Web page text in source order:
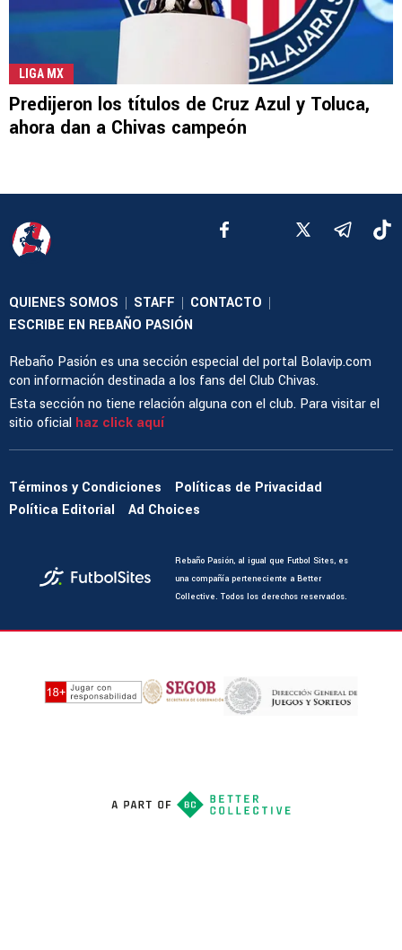
LIGA MX
Predijeron los títulos de Cruz Azul y Toluca,
ahora dan a Chivas campeón
QUIENES SOMOS STAFF CONTACTO
ESCRIBE EN REBAÑO PASIÓN
Rebaño Pasión es una sección especial del portal Bolavip.com
con información destinada a los fans del Club Chivas.
Esta sección no tiene relación alguna con el club. Para visitar el
sitio oficial haz click aquí
Términos y Condiciones
Políticas de Privacidad
Política Editorial
Ad Choices
Rebaño Pasión, al igual que Futbol Sites, es
una compañía perteneciente a Better
Collective. Todos los derechos reservados.